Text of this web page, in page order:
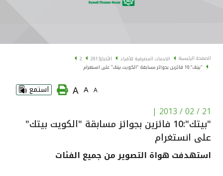
الخدمات المصرفية الإلكترونية للشركات
البطاقات
"برامج العملاء"
الاستثمار
القنوات المصرفية
الصفحة الرئيسية الخدمات المصرفية للأفراد الأخبار2013
2
"بيتك":10 فائزين بجوائز مسابقة "الكويت بيتك" على انستغرام
A
A
A استمع
21 / 02 / 2013
|
"بيتك":10 فائزين بجوائز مسابقة "الكويت بيتك"
على انستغرام
استهدفت هواة التصوير من جميع الفئات